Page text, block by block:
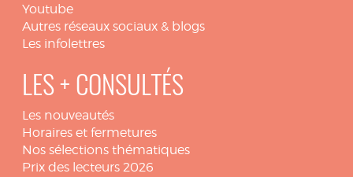
Youtube
Autres réseaux sociaux & blogs
Les infolettres
LES + CONSULTÉS
Les nouveautés
Horaires et fermetures
Nos sélections thématiques
Prix des lecteurs 2026